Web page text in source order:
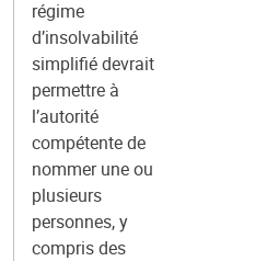
régime
d’insolvabilité
simplifié devrait
permettre à
l’autorité
compétente de
nommer une ou
plusieurs
personnes, y
compris des